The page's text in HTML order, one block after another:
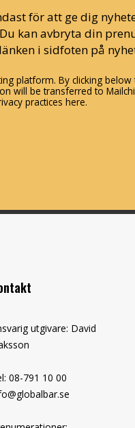
för att ge dig
kan avbryta din
i sidfoten på
platform. By clicking
will be transferred to
practices here.
utgivare: David
08-791 10 00